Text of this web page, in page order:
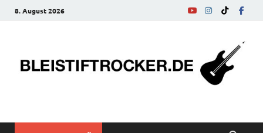
8. August 2026
bleistiftrocker.de